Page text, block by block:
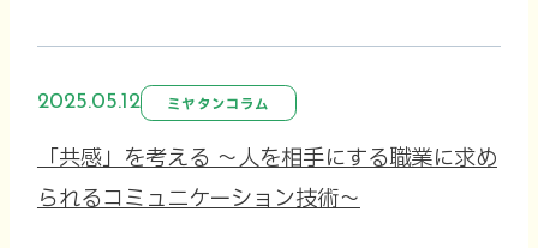
2025.05.12 ミヤタンコラム
「共感」を考える ～人を相手にする職業に求め
られるコミュニケーション技術～